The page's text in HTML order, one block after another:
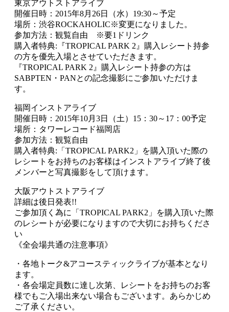
東京アウトストアライブ
開催日時：2015年8月26日（水）19:30～予定
場所：渋谷ROCKAHOLIC※変更になりました。
参加方法：観覧自由 ※要1ドリンク
購入者特典:『TROPICAL PARK 2』購入レシート持参
の方を優先入場とさせていただきます。
『TROPICAL PARK 2』購入レシート持参の方は
SABPTEN・PANとの記念撮影にご参加いただけま
す。
福岡インストアライブ
開催日時：2015年10月3日（土）15：30～17：00予定
場所：タワーレコード福岡店
参加方法：観覧自由
購入者特典:「TROPICAL PARK2」を購入頂いた際の
レシートをお持ちのお客様はインストアライブ終了後
メンバーと写真撮影をして頂けます。
大阪アウトストアライブ
詳細は後日発表!!
ご参加頂く為に「TROPICAL PARK2」を購入頂いた際
のレシートが必要になりますので大切にお持ちくださ
い
《全会場共通の注意事項》
・各地トーク&アコースティックライブが基本となり
ます。
・各会場定員数に達し次第、レシートをお持ちのお客
様でもご入場出来ない場合もございます。あらかじめ
ご了承ください。